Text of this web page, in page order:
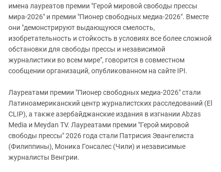
имена лауреатов премии "Герой мировой свободы прессы
мира-2026" и премии "Пионер свободных медиа-2026". Вместе
они "демонстрируют выдающуюся смелость,
изобретательность и стойкость в условиях все более сложной
обстановки для свободы прессы и независимой
журналистики во всем мире", говорится в совместном
сообщении организаций, опубликованном на сайте IPI.
Лауреатами премии "Пионер свободных медиа-2026" стали
Латиноамериканский центр журналистских расследований (El
CLIP), а также азербайджанские издания в изгнании Abzas
Media и Meydan TV. Лауреатами премии "Герой мировой
свободы прессы" 2026 года стали Патрисия Эвангелиста
(Филиппины), Моника Гонсалес (Чили) и независимые
журналисты Венгрии.